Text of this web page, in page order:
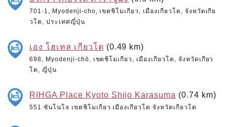
701-1, Myodenji-cho, เขตชิโมเกียว, เมืองเกียวโต, จังหวัดเกีย
วโต, ประเทศญี่ปุ่น
เอง โฮเทล เกียวโต (0.49 km)
698, Myodenji-chō, เขตชิโมเกียว, เมืองเกียวโต, จังหวัดเกียว
โต, ญี่ปุ่น
RIHGA Place Kyoto Shijo Karasuma (0.74 km)
551 ซันโนโจ เขตชิโมเกียว เมืองเกียวโต จังหวัดเกียวโต